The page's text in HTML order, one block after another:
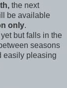
the next
be available
only.
but falls in the
seasons
easily pleasing